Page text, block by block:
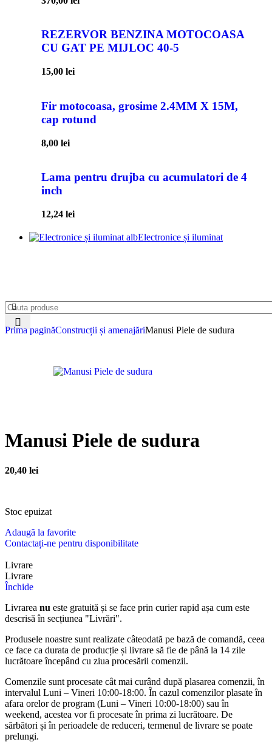
REZERVOR BENZINA MOTOCOASA
CU GAT PE MIJLOC 40-5
15,00 lei
Fir motocoasa, grosime 2.4MM X 15M,
cap rotund
8,00 lei
Lama pentru drujba cu acumulatori de 4
inch
12,24 lei
Electronice și iluminat
Prima paginăConstrucții și amenajăriManusi Piele de sudura
Manusi Piele de sudura
20,40 lei
Stoc epuizat
Adaugă la favorite
Contactați-ne pentru disponibilitate
Livrare
Livrare
Închide
Livrarea nu este gratuită și se face prin curier rapid așa cum este
descrisă în secțiunea "Livrări".
Produsele noastre sunt realizate câteodată pe bază de comandă, ceea
ce face ca durata de producție și livrare să fie de până la 14 zile
lucrătoare începând cu ziua procesării comenzii.
Comenzile sunt procesate cât mai curând după plasarea comenzii, în
intervalul Luni – Vineri 10:00-18:00. În cazul comenzilor plasate în
afara orelor de program (Luni – Vineri 10:00-18:00) sau în
weekend, acestea vor fi procesate în prima zi lucrătoare. De
sărbători și în perioadele de reduceri, termenul de livrare se poate
prelungi.